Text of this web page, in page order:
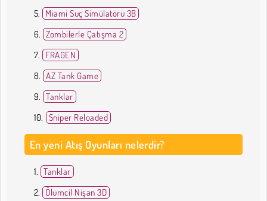
Miami Suç Simülatörü 3B
Zombilerle Çatışma 2
FRAGEN
AZ Tank Game
Tanklar
Sniper Reloaded
En yeni Atış Oyunları nelerdir?
Tanklar
Ölümcil Nişan 3D